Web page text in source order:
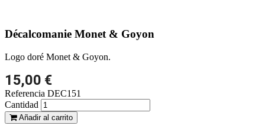
Décalcomanie Monet & Goyon
Logo doré Monet & Goyon.
15,00 €
Referencia DEC151
Cantidad
Añadir al carrito